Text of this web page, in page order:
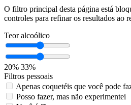
O filtro principal desta página está
controles para refinar os resultados ao
Teor alcoólico
20% 33%
Filtros pessoais
Apenas coquetéis que você pode
Posso fazer, mas não experimentei